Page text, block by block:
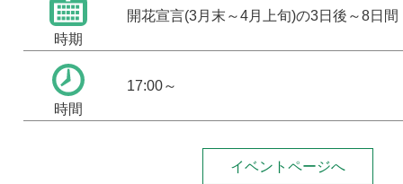
時期
開花宣言(3月末～4月上旬)の3日後～8日間
時間
17:00～
イベントページへ